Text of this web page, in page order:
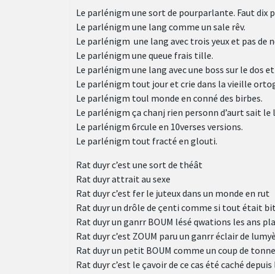
Le parlénigm une sort de pourparlante. Faut dix
Le parlénigm une lang comme un sale rêv.
Le parlénigm une lang avec trois yeux et pas de
Le parlénigm une queue frais tille.
Le parlénigm une lang avec une boss sur le dos
Le parlénigm tout jour et crie dans la vieille
Le parlénigm toul monde en conné des birbes.
Le parlénigm ça chanj rien personn d’aurt sait le
Le parlénigm 6rcule en 10verses versions.
Le parlénigm tout fracté en glouti.
Rat duyr c’est une sort de théât
Rat duyr attrait au sexe
Rat duyr c’est fer le juteux dans un monde en rut
Rat duyr un drôle de çenti comme si tout était
Rat duyr un ganrr BOUM lésé qwations les ans
Rat duyr c’est ZOUM paru un ganrr éclair de
Rat duyr un petit BOUM comme un coup de
Rat duyr c’est le çavoir de ce cas été caché depuis